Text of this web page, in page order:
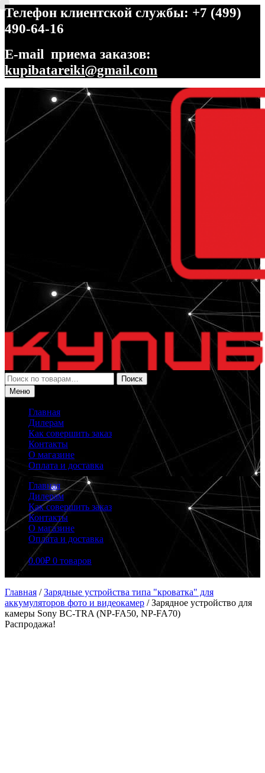
Телефон клиентской службы: +7 (499)
490-64-16
E-mail приема заказов:
kupibatareiki@gmail.com
Перейти
навигации
Перейти
содержимому
Искать:
Поиск
Меню
Главная
Дилерам
Как совершить заказ
Контакты
О магазине
Оплата и доставка
Главная
Дилерам
Как совершить заказ
Контакты
О магазине
Оплата и доставка
0.00₽ 0 товаров
Главная /Зарядные устройства типа "кроватка" для
аккумуляторов фото и видеокамер /Зарядное устройство для
камеры Sony BC-TRA (NP-FA50, NP-FA70)
Распродажа!